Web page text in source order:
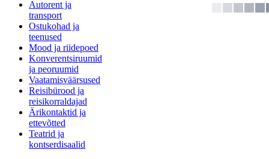
Autorent ja
transport
Ostukohad ja
teenused
Mood ja riidepoed
Konverentsiruumid
ja peoruumid
Vaatamisväärsused
Reisibürood ja
reisikorraldajad
Ärikontaktid ja
ettevõtted
Teatrid ja
kontserdisaalid